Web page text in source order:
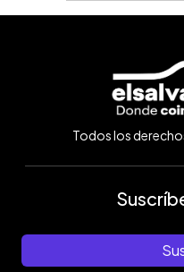
Todos los